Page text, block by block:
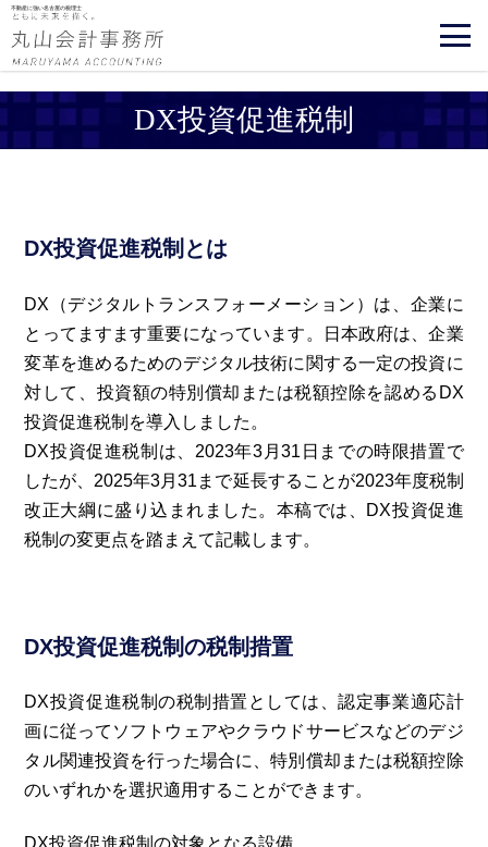
不動産に強い名古屋の税理士
DX投資促進税制
DX投資促進税制とは
DX（デジタルトランスフォーメーション）は、企業に
とってますます重要になっています。日本政府は、企業
変革を進めるためのデジタル技術に関する一定の投資に
対して、投資額の特別償却または税額控除を認めるDX
投資促進税制を導入しました。
DX投資促進税制は、2023年3月31日までの時限措置で
したが、2025年3月31まで延長することが2023年度税制
改正大綱に盛り込まれました。本稿では、DX投資促進
税制の変更点を踏まえて記載します。
DX投資促進税制の税制措置
DX投資促進税制の税制措置としては、認定事業適応計
画に従ってソフトウェアやクラウドサービスなどのデジ
タル関連投資を行った場合に、特別償却または税額控除
のいずれかを選択適用することができます。